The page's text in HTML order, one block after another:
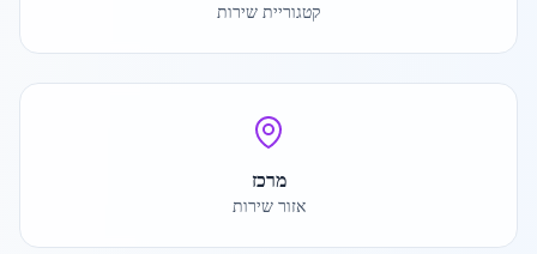
קטגוריית שירות
מרכז
אזור שירות